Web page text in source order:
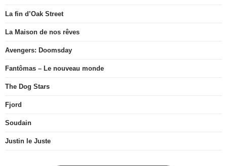
La fin d’Oak Street
La Maison de nos rêves
Avengers: Doomsday
Fantômas – Le nouveau monde
The Dog Stars
Fjord
Soudain
Justin le Juste